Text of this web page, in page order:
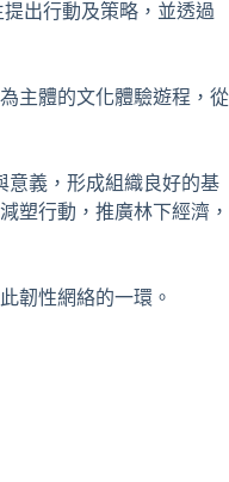
出行動及策略，並透過
主體的文化體驗遊程，從
意義，形成組織良好的基
塑行動，推廣林下經濟，
韌性網絡的一環。